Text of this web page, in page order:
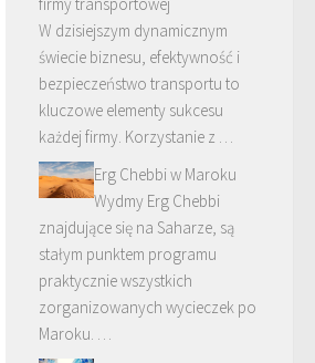
W dzisiejszym dynamicznym
świecie biznesu, efektywność i
bezpieczeństwo transportu to
kluczowe elementy sukcesu
każdej firmy. Korzystanie z …
Erg Chebbi w Maroku
Wydmy Erg Chebbi
znajdujące się na Saharze, są
stałym punktem programu
praktycznie wszystkich
zorganizowanych wycieczek po
Maroku. …